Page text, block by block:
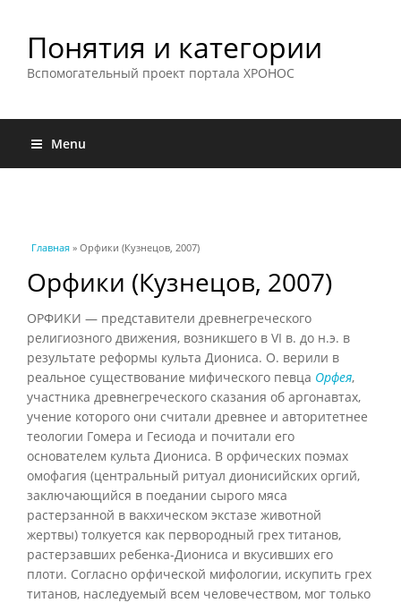
Понятия и категории
Вспомогательный проект портала ХРОНОС
Menu
Вы здесь
Главная » Орфики (Кузнецов, 2007)
Орфики (Кузнецов, 2007)
ОРФИКИ — представители древнегреческого
религиозного движения, возникшего в VI в. до н.э. в
результате реформы культа Диониса. О. верили в
реальное существование мифического певца Орфея,
участника древнегреческого сказания об аргонавтах,
учение которого они считали древнее и авторитетнее
теологии Гомера и Гесиода и почитали его
основателем культа Диониса. В орфических поэмах
омофагия (центральный ритуал дионисийских оргий,
заключающийся в поедании сырого мяса
растерзанной в вакхическом экстазе животной
жертвы) толкуется как первородный грех титанов,
растерзавших ребенка-Диониса и вкусивших его
плоти. Согласно орфической мифологии, искупить грех
титанов, наследуемый всем человечеством, мог только